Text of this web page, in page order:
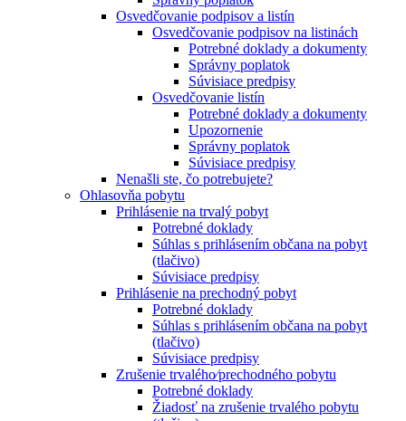
Osvedčovanie podpisov a listín
Osvedčovanie podpisov na listinách
Potrebné doklady a dokumenty
Správny poplatok
Súvisiace predpisy
Osvedčovanie listín
Potrebné doklady a dokumenty
Upozornenie
Správny poplatok
Súvisiace predpisy
Nenašli ste, čo potrebujete?
Ohlasovňa pobytu
Prihlásenie na trvalý pobyt
Potrebné doklady
Súhlas s prihlásením občana na pobyt
(tlačivo)
Súvisiace predpisy
Prihlásenie na prechodný pobyt
Potrebné doklady
Súhlas s prihlásením občana na pobyt
(tlačivo)
Súvisiace predpisy
Zrušenie trvalého⁄prechodného pobytu
Potrebné doklady
Žiadosť na zrušenie trvalého pobytu